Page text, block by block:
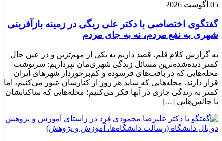
05 آگوست 2026
گفتگوی اختصاصی با دکتر علی ریگی در زمینه بازآفرینی
شهری به نفع مردم، نه به جای مردم
به گزارش کلام قلم، قصد داریم به یکی از مهم‌ترین و در عین حال
کمتر دیده‌شده‌ترین مسائل زندگی شهری‌مان بپردازیم: سرنوشت
محله‌هایی که در بافت‌های فرسوده و کم‌برخوردار شهرهای ایران
قرار دارند. محله‌هایی که شاید هر روز از کنارشان عبور می‌کنیم، اما
کمتر به زندگی جاری در آنها فکر می‌کنیم؛ محله‌هایی که ساکنانشان
با چالش‌هایی […]